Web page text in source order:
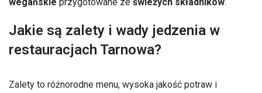
Jakie są zalety i wady jedzenia w
restauracjach Tarnowa?
Zalety to różnorodne menu, wysoka jakość potraw i